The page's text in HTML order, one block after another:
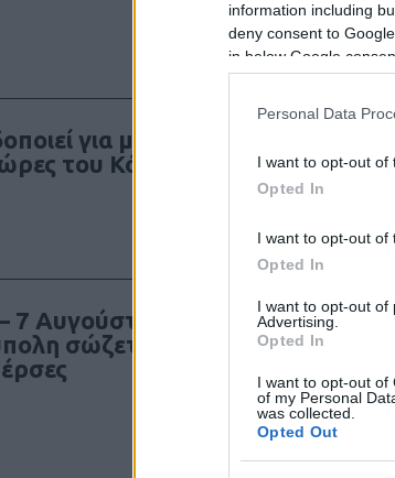
information including
deny consent to
in below Google
Personal Data
I want to opt-out of
Opted In
I want to opt-out of
Opted In
I want to opt-out of
Advertising.
Opted In
I want to opt-out of
of my Personal
was collected.
Opted Out
για μαζικές
του Κόλπου
Αυγούστου 626: Η
σώζεται από
0